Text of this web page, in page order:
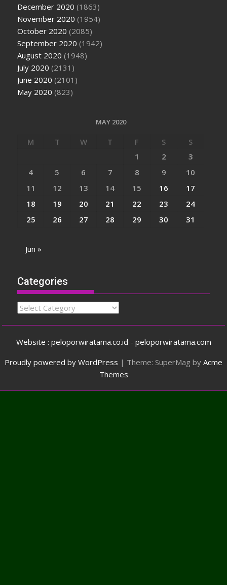
December 2020 (1863)
November 2020 (1954)
October 2020 (2085)
September 2020 (1942)
August 2020 (1948)
July 2020 (2131)
June 2020 (2101)
May 2020 (823)
MAY 2020
M T W T F S
S
1
2
3
4
5 6 7 8 9
10
11
12 13 14 15 16
17
18
19 20 21 22 23
24
25
26 27 28 29 30 31
Jun »
Categories
Categories
Website : peloporwiratama.co.id - peloporwiratama.com
Proudly powered by WordPress | Theme: SuperMag by Acme
Themes